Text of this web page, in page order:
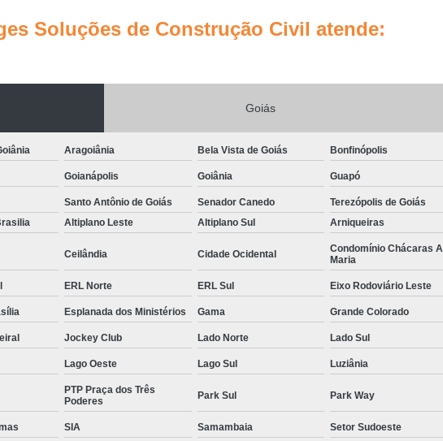
Gerenciamento e Implementação de Obras
Gerenciamento Obras Comerciais
Empresa de Gestão de Obras
Gestão
Gestão de Obras e Projetos
Gestão de
Gestão de Obras na Construção
Gestão de Projetos em Obras Civis
Gestão em Obras
Serviço de
Neuroarquitetura Comercial
Neuroarquitetura em Goiânia
Neuroarquitetura Empresarial
Neuroarquitetura no Ambiente Corporativo
Soluções de Construção Civil atende:
Goiás
Aragoiânia Bela Vista de Goiás Bonfinópolis
Goianápolis Goiânia Guapó
Santo Antônio de Goiás Senador Canedo Terezópolis de Goiás
Altiplano Leste Altiplano Sul Arniqueiras
Ceilândia Cidade Ocidental
Condomínio Chácaras
Maria
ERL Norte ERL Sul Eixo Rodoviário Leste
Esplanada dos Ministérios Gama Grande Colorado
Jockey Club Lado Norte Lado Sul
Lago Oeste Lago Sul Luziânia
PTP Praça dos Três
Poderes
Park Sul Park Way
SIA Samambaia Setor Sudoeste